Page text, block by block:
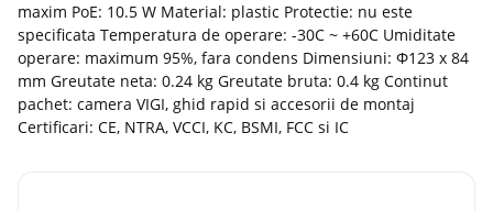
maxim PoE: 10.5 W Material: plastic Protectie: nu este
specificata Temperatura de operare: -30C ~ +60C Umiditate
operare: maximum 95%, fara condens Dimensiuni: Φ123 x 84
mm Greutate neta: 0.24 kg Greutate bruta: 0.4 kg Continut
pachet: camera VIGI, ghid rapid si accesorii de montaj
Certificari: CE, NTRA, VCCI, KC, BSMI, FCC si IC